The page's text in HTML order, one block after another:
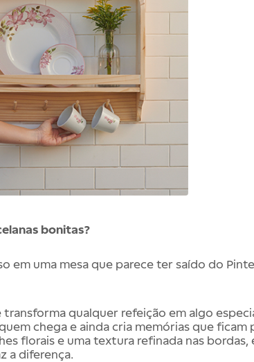
bonitas?
em uma mesa que parece ter saído do
qualquer refeição em algo
chega e ainda cria memórias que ficam
florais e uma textura refinada nas bordas,
a diferença.